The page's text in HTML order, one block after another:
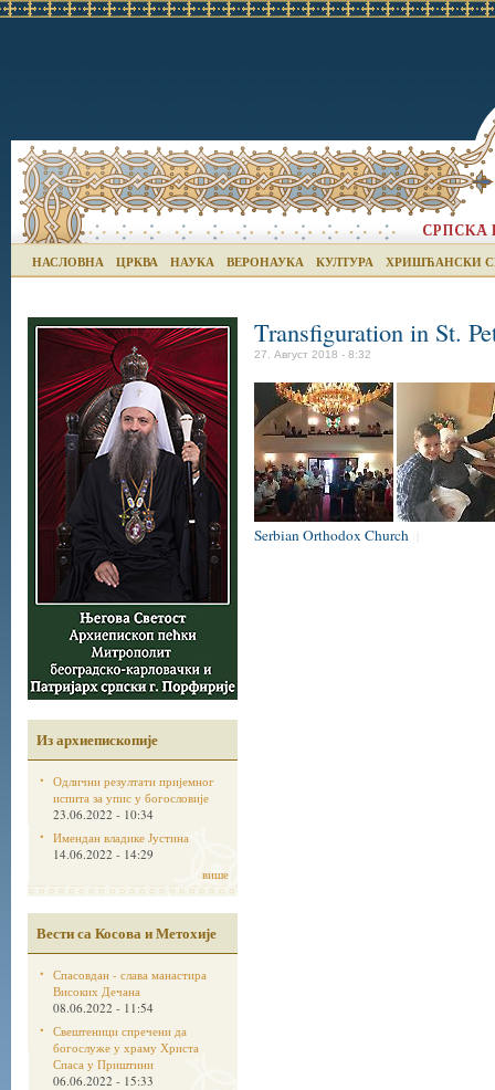
НАСЛОВНА ЦРКВА НАУКА ВЕРОНАУКА КУЛТУРА ХРИШЋАНСКИ
Из архиепископије
Одлични резултати пријемног
испита за упис у богословије
23.06.2022 - 10:34
Имендан владике Јустина
14.06.2022 - 14:29
више
Вести са Косова и Метохије
Спасовдан - слава манастира
Високих Дечана
08.06.2022 - 11:54
Свештеници спречени да
богослуже у храму Христа
Спаса у Приштини
06.06.2022 - 15:33
Transfiguration in St.
27. Август 2018 - 8:32
Serbian Orthodox Church